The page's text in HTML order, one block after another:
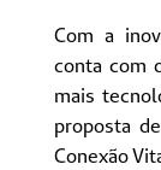
Com a
conta com
mais
proposta
Conexão